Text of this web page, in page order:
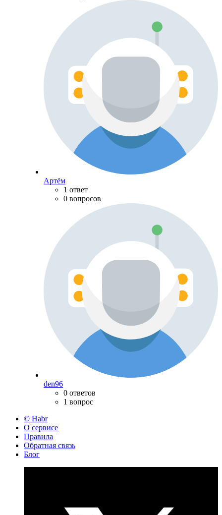
Артём
1 ответ
0 вопросов
den96
0 ответов
1 вопрос
© Habr
О сервисе
Правила
Обратная связь
Блог